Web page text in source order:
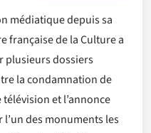
médiatique depuis sa
française de la Culture a
plusieurs dossiers
la condamnation de
et l’annonce
des monuments les